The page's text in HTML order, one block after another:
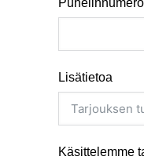
Puhelinnumero
Lisätietoa
Käsittelemme